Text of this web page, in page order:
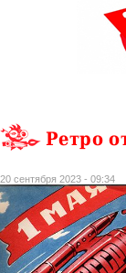
Ретро
20 сентября 2023 - 09:34